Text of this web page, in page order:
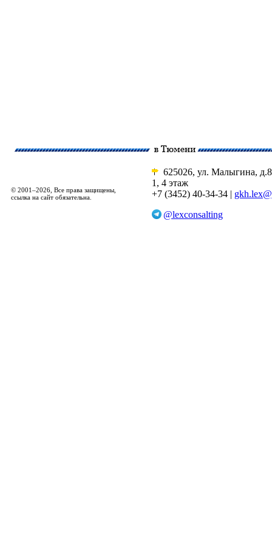
© 2001–2026, Все права защищены,
ссылка на сайт обязательна.
625026, ул. Малыгина,
1, 4 этаж
+7 (3452) 40-34-34 |
@lexconsalting